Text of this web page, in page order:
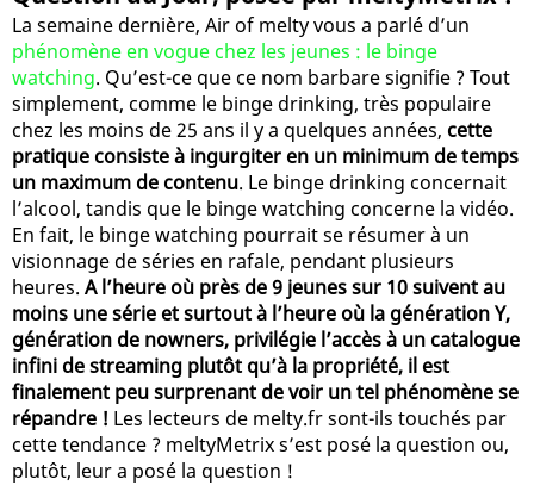
La semaine dernière, Air of melty vous a parlé d’un
phénomène en vogue chez les jeunes : le binge
watching. Qu’est-ce que ce nom barbare signifie ? Tout
simplement, comme le binge drinking, très populaire
chez les moins de 25 ans il y a quelques années, cette
pratique consiste à ingurgiter en un minimum de temps
un maximum de contenu. Le binge drinking concernait
l’alcool, tandis que le binge watching concerne la vidéo.
En fait, le binge watching pourrait se résumer à un
visionnage de séries en rafale, pendant plusieurs
heures. A l’heure où près de 9 jeunes sur 10 suivent au
moins une série et surtout à l’heure où la génération Y,
génération de nowners, privilégie l’accès à un catalogue
infini de streaming plutôt qu’à la propriété, il est
finalement peu surprenant de voir un tel phénomène se
répandre ! Les lecteurs de melty.fr sont-ils touchés par
cette tendance ? meltyMetrix s’est posé la question ou,
plutôt, leur a posé la question !